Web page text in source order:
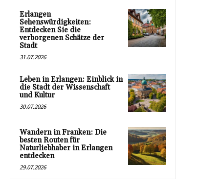
Erlangen
Sehenswürdigkeiten:
Entdecken Sie die
verborgenen Schätze der
Stadt
31.07.2026
Leben in Erlangen: Einblick in
die Stadt der Wissenschaft
und Kultur
30.07.2026
Wandern in Franken: Die
besten Routen für
Naturliebhaber in Erlangen
entdecken
29.07.2026